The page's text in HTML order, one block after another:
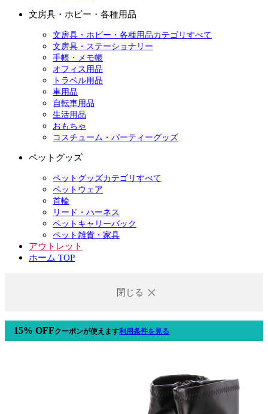
文房具・ホビー・各種用品
文房具・ホビー・各種用品カテゴリすべて
文房具・ステーショナリー
手帳・メモ帳
オフィス用品
トラベル用品
車用品
自転車用品
生活用品
おもちゃ
コスチューム・パーティーグッズ
ペットグッズ
ペットグッズカテゴリすべて
ペットウェア
首輪
リード・ハーネス
ペットキャリーバック
ペット雑貨・家具
アウトレット
ホーム TOP
閉じる
15% OFFクーポンが使えます利用条件を見る